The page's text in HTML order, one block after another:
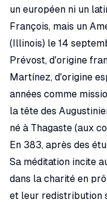
un européen ni un
François, mais un
(Illinois) le 14
Prévost, d'origine
Martínez, d'origine
années comme
la tête des
né à Thagaste (aux
En 383, après des
Sa méditation incite
dans la charité en
et leur redistribution